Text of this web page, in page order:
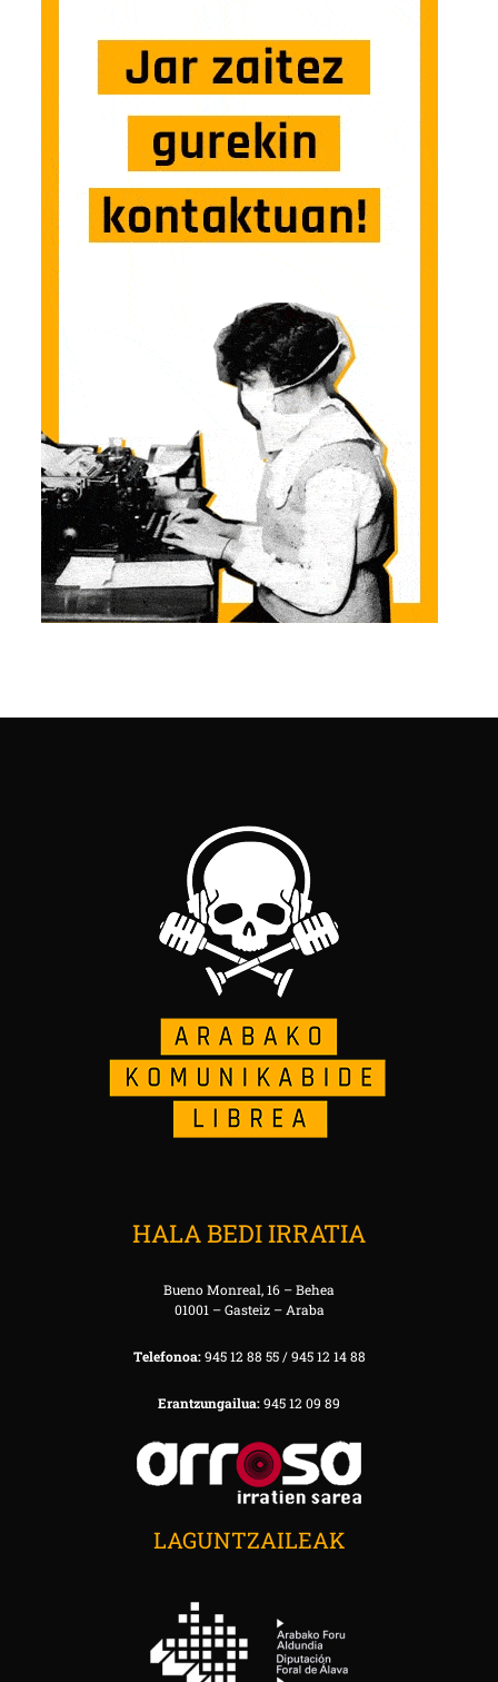
HALA BEDI IRRATIA
Bueno Monreal, 16 – Behea
01001 – Gasteiz – Araba
Telefonoa:945 12 88 55 / 945 12 14 88
Erantzungailua:945 12 09 89
LAGUNTZAILEAK